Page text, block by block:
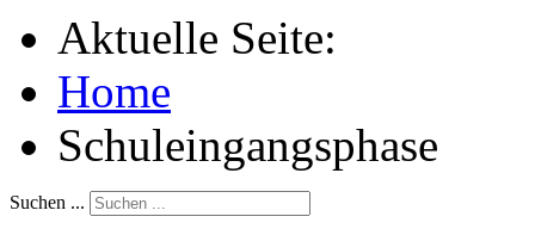
Aktuelle Seite:
Home
Schuleingangsphase
Suchen ...